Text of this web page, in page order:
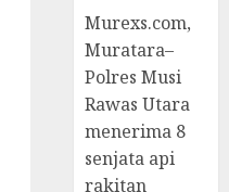
Murexs.com,
Muratara–
Polres Musi
Rawas Utara
menerima 8
senjata api
rakitan